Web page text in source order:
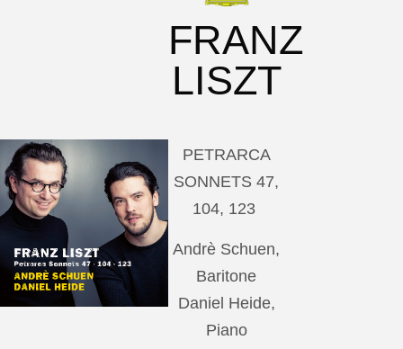
FRANZ
LISZT
PETRARCA
SONNETS 47,
104, 123
Andrè Schuen,
Baritone
Daniel Heide,
Piano